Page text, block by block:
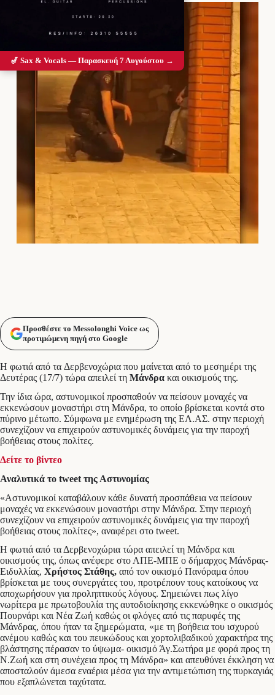
Προσθέστε το Messolonghi Voice ως
προτιμώμενη πηγή στο Google
Η φωτιά από τα Δερβενοχώρια που μαίνεται από το μεσημέρι της
Δευτέρας (17/7) τώρα απειλεί τη Μάνδρα και οικισμούς της.
Την ίδια ώρα, αστυνομικοί προσπαθούν να πείσουν μοναχές να
εκκενώσουν μοναστήρι στη Μάνδρα, το οποίο βρίσκεται κοντά στο
πύρινο μέτωπο. Σύμφωνα με ενημέρωση της ΕΛ.ΑΣ. στην περιοχή
συνεχίζουν να επιχειρούν αστυνομικές δυνάμεις για την παροχή
βοήθειας στους πολίτες.
Δείτε το βίντεο
Αναλυτικά το tweet της Αστυνομίας
«Αστυνομικοί καταβάλουν κάθε δυνατή προσπάθεια να πείσουν
μοναχές να εκκενώσουν μοναστήρι στην Μάνδρα. Στην περιοχή
συνεχίζουν να επιχειρούν αστυνομικές δυνάμεις για την παροχή
βοήθειας στους πολίτες», αναφέρει στο tweet.
Η φωτιά από τα Δερβενοχώρια τώρα απειλεί τη Μάνδρα και
οικισμούς της, όπως ανέφερε στο ΑΠΕ-ΜΠΕ ο δήμαρχος Μάνδρας-
Ειδυλλίας, Χρήστος Στάθης, από τον οικισμό Πανόραμα όπου
βρίσκεται με τους συνεργάτες του, προτρέπουν τους κατοίκους να
αποχωρήσουν για προληπτικούς λόγους. Σημειώνει πως λίγο
νωρίτερα με πρωτοβουλία της αυτοδιοίκησης εκκενώθηκε ο οικισμός
Πουρνάρι και Νέα Ζωή καθώς οι φλόγες από τις παρυφές της
Μάνδρας, όπου ήταν τα ξημερώματα, «με τη βοήθεια του ισχυρού
ανέμου καθώς και του πευκώδους και χορτολιβαδικού χαρακτήρα της
βλάστησης πέρασαν το ύψωμα- οικισμό Άγ.Σωτήρα με φορά προς τη
Ν.Ζωή και στη συνέχεια προς τη Μάνδρα» και απευθύνει έκκληση να
αποσταλούν άμεσα εναέρια μέσα για την αντιμετώπιση της πυρκαγιάς
που εξαπλώνεται ταχύτατα.
🎷 Sax & Vocals — Παρασκευή 7 Αυγούστου →